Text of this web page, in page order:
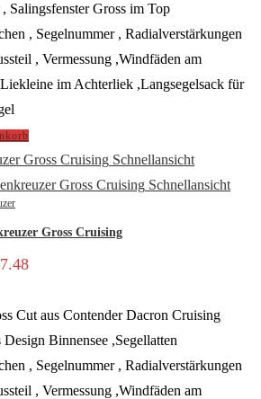
, Salingsfenster Gross im Top
, Segelnummer , Radialverstärkungen
, Vermessung ,Windfäden am
im Achterliek ,Langsegelsack für
Schnellansicht
Schnellansicht
Gross Cruising
Cut aus Contender Dacron Cruising
Design Binnensee ,Segellatten
, Segelnummer , Radialverstärkungen
, Vermessung ,Windfäden am